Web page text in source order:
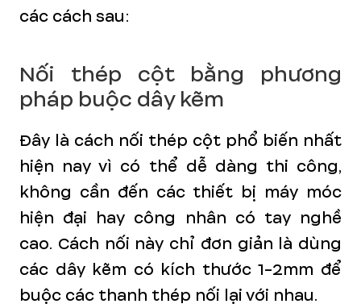
các cách sau:
Nối thép cột bằng phương
pháp buộc dây kẽm
Đây là cách nối thép cột phổ biến nhất
hiện nay vì có thể dễ dàng thi công,
không cần đến các thiết bị máy móc
hiện đại hay công nhân có tay nghề
cao. Cách nối này chỉ đơn giản là dùng
các dây kẽm có kích thước 1-2mm để
buộc các thanh thép nối lại với nhau.